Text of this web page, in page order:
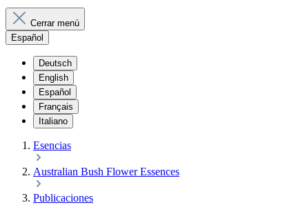
Cerrar menú
Español
Deutsch
English
Español
Français
Italiano
Esencias
Australian Bush Flower Essences
Publicaciones